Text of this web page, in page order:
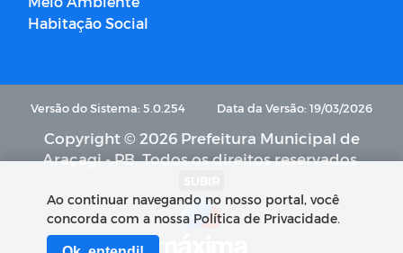
Habitação Social
Versão do Sistema: 5.0.254 Data da Versão: 19/03/2026
Copyright © 2026 Prefeitura Municipal de
Araçagi - PB. Todos os direitos reservados.
Ao continuar navegando no nosso portal, você
concorda com a nossa Política de Privacidade.